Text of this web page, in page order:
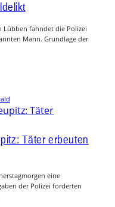
Lübben fahndet die Polizei
Mann. Grundlage der
Täter erbeuten
eine
der Polizei forderten